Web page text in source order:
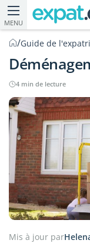
MENU
/Guide de
4 min de lecture
Mis à jour par